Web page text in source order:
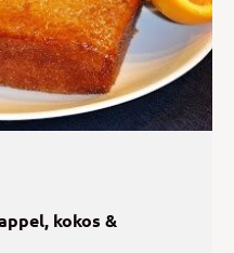
kokos &